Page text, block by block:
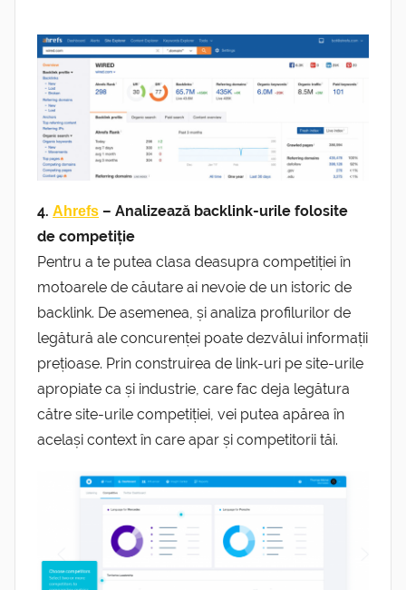
4. Ahrefs – Analizează backlink-urile folosite
de competiție
Pentru a te putea clasa deasupra competiției în
motoarele de căutare ai nevoie de un istoric de
backlink. De asemenea, și analiza profilurilor de
legătură ale concurenței poate dezvălui informații
prețioase. Prin construirea de link-uri pe site-urile
apropiate ca și industrie, care fac deja legătura
către site-urile competiției, vei putea apărea în
același context în care apar și competitorii tăi.